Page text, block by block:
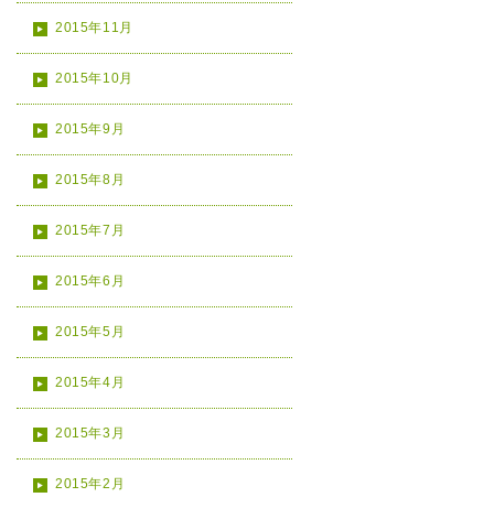
2015年11月
2015年10月
2015年9月
2015年8月
2015年7月
2015年6月
2015年5月
2015年4月
2015年3月
2015年2月